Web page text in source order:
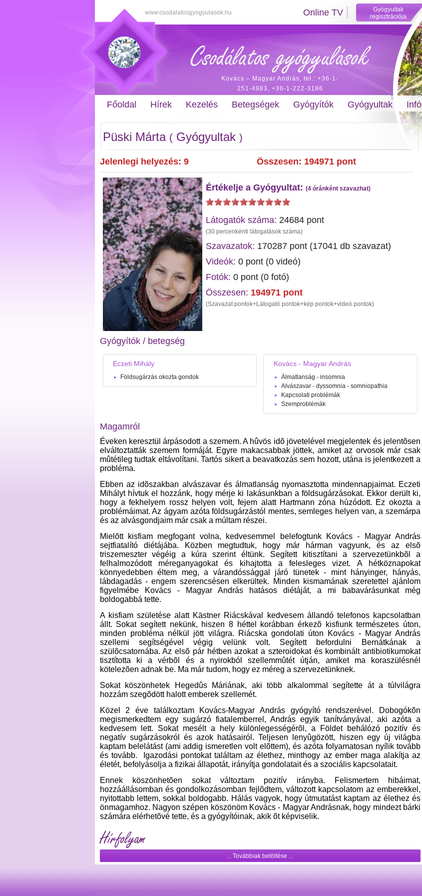
www.csodalatosgyogyulasok.hu Online TV
Gyógyultak
regisztrációja
Kovács – Magyar András, tel.: +36-1-
251-4983, +36-1-222-3186
Főoldal Hírek Kezelés Betegségek Gyógyítók Gyógyultak Infó
Püski Márta ( Gyógyultak)
Jelenlegi helyezés: 9 Összesen: 194971 pont
Értékelje a Gyógyultat: (4 óránként szavazhat)
Látogatók száma: 24684 pont
(30 percenkénti látogatások száma)
Szavazatok: 170287 pont (17041db szavazat)
Videók: 0 pont (0 videó)
Fotók: 0 pont (0 fotó)
Összesen: 194971pont
(Szavazat pontok+Látogató pontok+kép pontok+videó pontok)
Gyógyítók / betegség
Eczeti Mihály
Földsugárzás okozta gondok
Kovács - Magyar András
Álmatlanság - insomnia
Alvászavar - dyssomnia - somniopathia
Kapcsolati problémák
Szemproblémák
Magamról
Éveken keresztül árpásodott a szemem. A hûvös idõ jövetelével megjelentek és jelentõsen
elváltoztatták szemem formáját. Egyre makacsabbak jöttek, amiket az orvosok már csak
mûtétileg tudtak eltávolítani. Tartós sikert a beavatkozás sem hozott, utána is jelentkezett a
probléma.
Ebben az idõszakban alvászavar és álmatlanság nyomasztotta mindennapjaimat. Eczeti
Mihályt hívtuk el hozzánk, hogy mérje ki lakásunkban a földsugárzásokat. Ekkor derült ki,
hogy a fekhelyem rossz helyen volt, fejem alatt Hartmann zóna húzódott. Ez okozta a
problémáimat. Az ágyam azóta földsugárzástól mentes, semleges helyen van, a szemárpa
és az alvásgondjaim már csak a múltam részei.
Mielõtt kisfiam megfogant volna, kedvesemmel belefogtunk Kovács - Magyar András
sejtfiatalító diétájába. Közben megtudtuk, hogy már hárman vagyunk, és az elsõ
triszemeszter végéig a kúra szerint éltünk. Segített kitisztítani a szervezetünkbõl a
felhalmozódott méreganyagokat és kihajtotta a felesleges vizet. A hétköznapokat
könnyedebben éltem meg, a várandóssággal járó tünetek - mint hányinger, hányás,
lábdagadás - engem szerencsésen elkerültek. Minden kismamának szeretettel ajánlom
figyelmébe Kovács - Magyar András hatásos diétáját, a mi babavárásunkat még
boldogabbá tette.
A kisfiam születése alatt Kästner Riácskával kedvesem állandó telefonos kapcsolatban
állt. Sokat segített nekünk, hiszen 8 héttel korábban érkezõ kisfiunk természetes úton,
minden probléma nélkül jött világra. Riácska gondolati úton Kovács - Magyar András
szellemi segítségével végig velünk volt. Segített befordulni Bernátkának a
szülõcsatornába. Az elsõ pár hétben azokat a szteroidokat és kombinált antibiotikumokat
tisztította ki a vérbõl és a nyirokból szellemmûtét útján, amiket ma koraszülésnél
kötelezõen adnak be. Ma már tudom, hogy ez méreg a szervezetünknek.
Sokat köszönhetek Hegedûs Máriának, aki több alkalommal segítette át a túlvilágra
hozzám szegõdött halott emberek szellemét.
Közel 2 éve találkoztam Kovács-Magyar András gyógyító rendszerével. Dobogókõn
megismerkedtem egy sugárzó fiatalemberrel, András egyik tanítványával, aki azóta a
kedvesem lett. Sokat mesélt a hely különlegességérõl, a Földet behálózó pozitív és
negatív sugárzásokról és azok hatásairól. Teljesen lenyûgözött, hiszen egy új világba
kaptam belelátást (ami addig ismeretlen volt elõttem), és azóta folyamatosan nyílik tovább
és tovább. Igazodási pontokat találtam az élethez, minthogy az ember maga alakítja az
életét, befolyásolja a fizikai állapotát, irányítja gondolatait és a szociális kapcsolatait.
Ennek köszönhetõen sokat változtam pozitív irányba. Felismertem hibáimat,
hozzáállásomban és gondolkozásomban fejlõdtem, változott kapcsolatom az emberekkel,
nyitottabb lettem, sokkal boldogabb. Hálás vagyok, hogy útmutatást kaptam az élethez és
önmagamhoz. Nagyon szépen köszönöm Kovács - Magyar Andrásnak, hogy mindezt bárki
számára elérhetõvé tette, és a gyógyítóinak, akik õt képviselik.
Hírfolyam
... Továbbiak betöltése ...